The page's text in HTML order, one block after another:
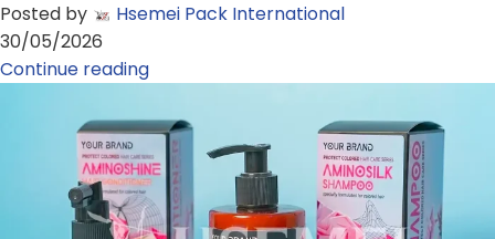
Posted by
Hsemei Pack International
30/05/2026
Continue reading